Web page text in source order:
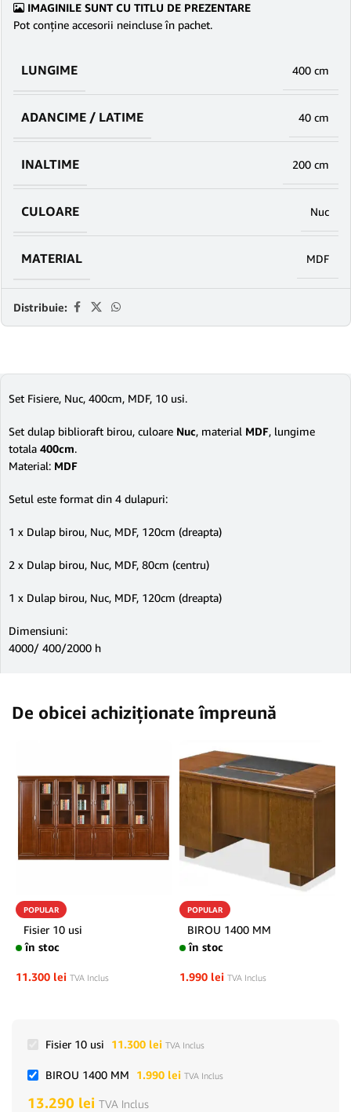
IMAGINILE SUNT CU TITLU DE PREZENTARE
Pot conține accesorii neincluse în pachet.
LUNGIME 400 cm
ADANCIME / LATIME 40 cm
INALTIME 200 cm
CULOARE Nuc
MATERIAL MDF
Distribuie:
Set Fisiere, Nuc, 400cm, MDF, 10 usi.
Set dulap biblioraft birou, culoare Nuc, material MDF, lungime
totala 400cm.
Material: MDF
Setul este format din 4 dulapuri:
1 x Dulap birou, Nuc, MDF, 120cm (dreapta)
2 x Dulap birou, Nuc, MDF, 80cm (centru)
1 x Dulap birou, Nuc, MDF, 120cm (dreapta)
Dimensiuni:
4000/ 400/2000 h
De obicei achiziționate împreună
POPULAR
Fisier 10 usi
în stoc
11.300 lei TVA Inclus
POPULAR
BIROU 1400 MM
în stoc
1.990 lei TVA Inclus
Fisier 10 usi 11.300 lei TVA Inclus
BIROU 1400 MM 1.990 lei TVA Inclus
13.290 lei TVA Inclus